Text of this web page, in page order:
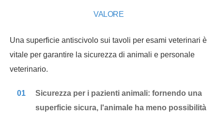
VALORE
Una superficie antiscivolo sui tavoli per esami veterinari è
vitale per garantire la sicurezza di animali e personale
veterinario.
01
Sicurezza per i pazienti animali: fornendo una
superficie sicura, l'animale ha meno possibilità